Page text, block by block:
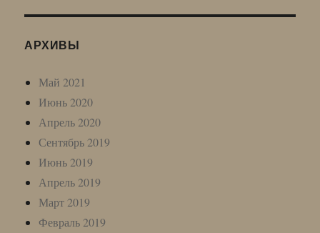
АРХИВЫ
Май 2021
Июнь 2020
Апрель 2020
Сентябрь 2019
Июнь 2019
Апрель 2019
Март 2019
Февраль 2019